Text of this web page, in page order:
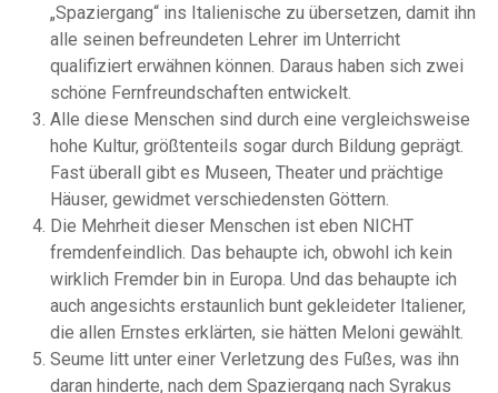
„Spaziergang“ ins Italienische zu übersetzen, damit ihn
alle seinen befreundeten Lehrer im Unterricht
qualifiziert erwähnen können. Daraus haben sich zwei
schöne Fernfreundschaften entwickelt.
Alle diese Menschen sind durch eine vergleichsweise
hohe Kultur, größtenteils sogar durch Bildung geprägt.
Fast überall gibt es Museen, Theater und prächtige
Häuser, gewidmet verschiedensten Göttern.
Die Mehrheit dieser Menschen ist eben NICHT
fremdenfeindlich. Das behaupte ich, obwohl ich kein
wirklich Fremder bin in Europa. Und das behaupte ich
auch angesichts erstaunlich bunt gekleideter Italiener,
die allen Ernstes erklärten, sie hätten Meloni gewählt.
Seume litt unter einer Verletzung des Fußes, was ihn
daran hinderte, nach dem Spaziergang nach Syrakus